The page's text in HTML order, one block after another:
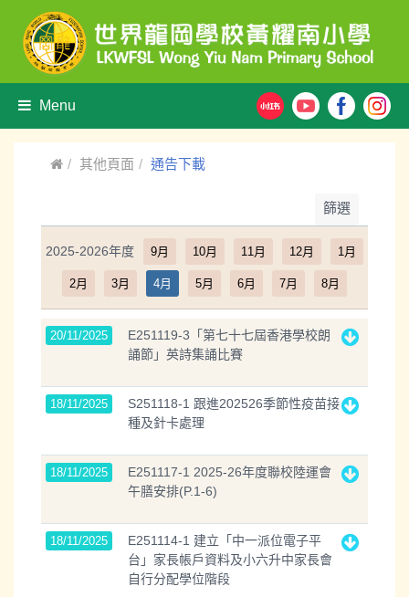
Menu
其他頁面 通告下載
篩選
2025-2026年度 9月 10月 11月 12月 1月
2月 3月 4月 5月 6月 7月 8月
20/11/2025
E251119-3「第七十七屆香港學校朗
誦節」英詩集誦比賽
18/11/2025
S251118-1 跟進202526季節性疫苗接
種及針卡處理
18/11/2025
E251117-1 2025-26年度聯校陸運會
午膳安排(P.1-6)
18/11/2025
E251114-1 建立「中一派位電子平
台」家長帳戶資料及小六升中家長會
自行分配學位階段